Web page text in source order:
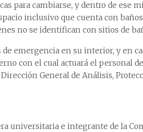
para cambiarse, y dentro de ese
inclusivo que cuenta con
no se identifican con sitios de
emergencia en su interior, y en
con el cual actuará el personal
General de Análisis,
universitaria e integrante de la